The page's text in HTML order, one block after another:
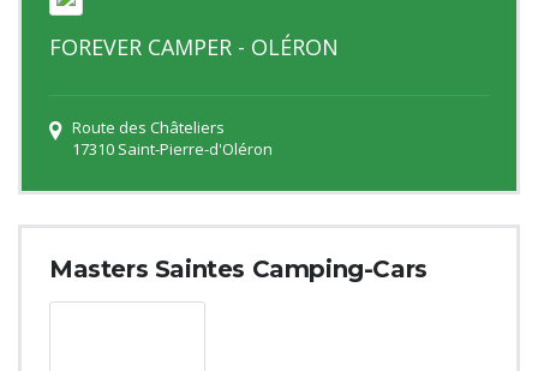
FOREVER CAMPER - OLÉRON
Route des Châteliers
17310 Saint-Pierre-d'Oléron
Masters Saintes Camping-Cars